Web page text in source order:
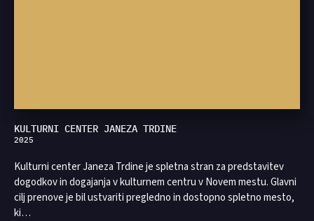
KULTURNI CENTER JANEZA TRDINE
2025
Kulturni center Janeza Trdine je spletna stran za predstavitev
dogodkov in dogajanja v kulturnem centru v Novem mestu. Glavni
cilj prenove je bil ustvariti pregledno in dostopno spletno mesto,
ki…